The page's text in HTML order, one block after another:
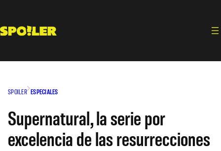
contenido
SPOILER ESPECIALES
Supernatural, la serie por
excelencia de las resurrecciones